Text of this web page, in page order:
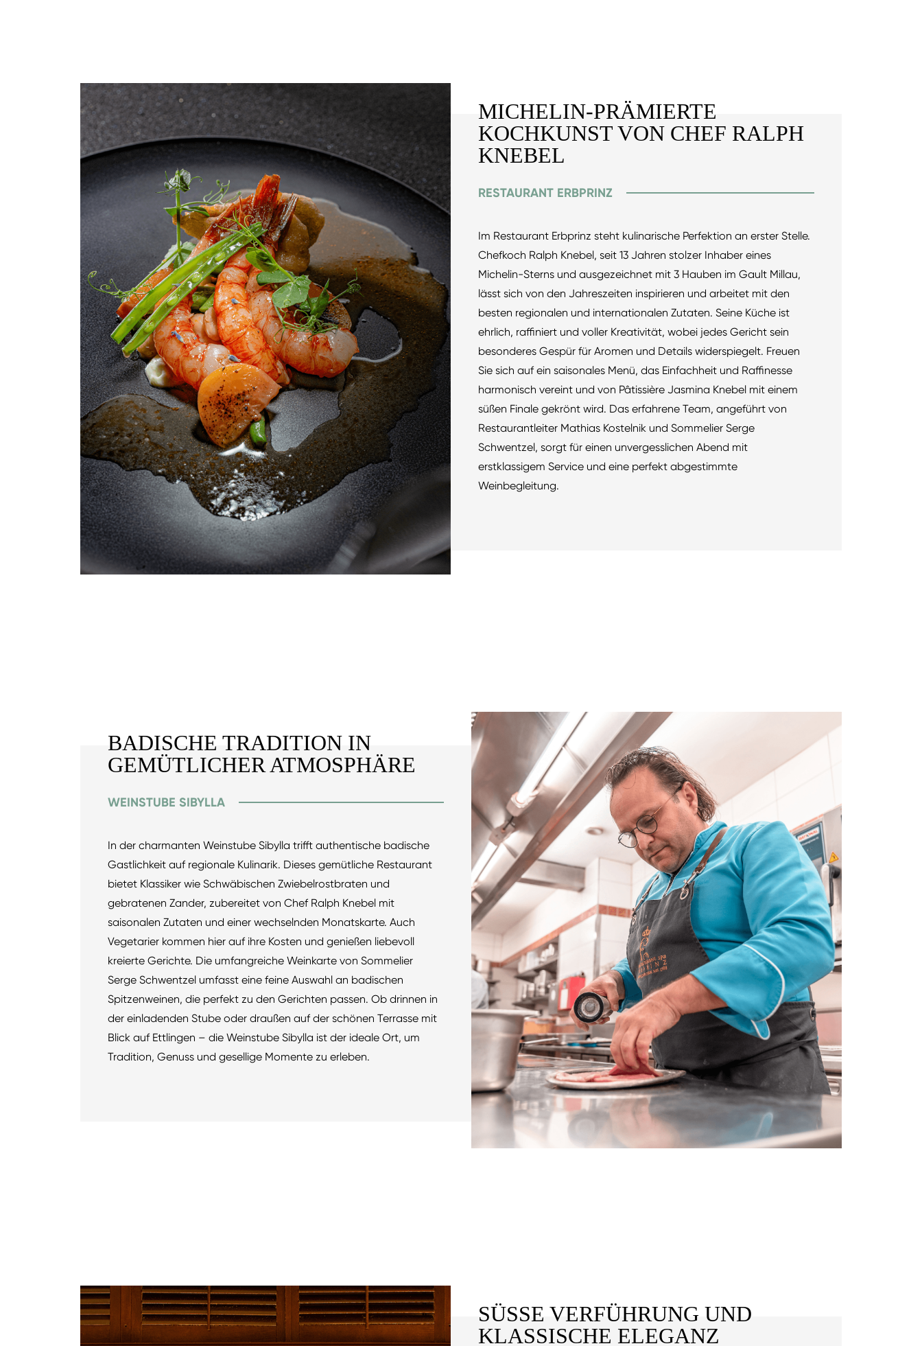
MICHELIN-PRÄMIERTE
KOCHKUNST VON CHEF RALPH
KNEBEL
RESTAURANT ERBPRINZ
Im Restaurant Erbprinz steht kulinarische Perfektion an erster Stelle.
Chefkoch Ralph Knebel, seit 13 Jahren stolzer Inhaber eines
Michelin-Sterns und ausgezeichnet mit 3 Hauben im Gault Millau,
lässt sich von den Jahreszeiten inspirieren und arbeitet mit den
besten regionalen und internationalen Zutaten. Seine Küche ist
ehrlich, raffiniert und voller Kreativität, wobei jedes Gericht sein
besonderes Gespür für Aromen und Details widerspiegelt. Freuen
Sie sich auf ein saisonales Menü, das Einfachheit und Raffinesse
harmonisch vereint und von Pâtissière Jasmina Knebel mit einem
süßen Finale gekrönt wird. Das erfahrene Team, angeführt von
Restaurantleiter Mathias Kostelnik und Sommelier Serge
Schwentzel, sorgt für einen unvergesslichen Abend mit
erstklassigem Service und eine perfekt abgestimmte
Weinbegleitung.
BADISCHE TRADITION IN
GEMÜTLICHER ATMOSPHÄRE
WEINSTUBE SIBYLLA
In der charmanten Weinstube Sibylla trifft authentische badische
Gastlichkeit auf regionale Kulinarik. Dieses gemütliche Restaurant
bietet Klassiker wie Schwäbischen Zwiebelrostbraten und
gebratenen Zander, zubereitet von Chef Ralph Knebel mit
saisonalen Zutaten und einer wechselnden Monatskarte. Auch
Vegetarier kommen hier auf ihre Kosten und genießen liebevoll
kreierte Gerichte. Die umfangreiche Weinkarte von Sommelier
Serge Schwentzel umfasst eine feine Auswahl an badischen
Spitzenweinen, die perfekt zu den Gerichten passen. Ob drinnen in
der einladenden Stube oder draußen auf der schönen Terrasse mit
Blick auf Ettlingen – die Weinstube Sibylla ist der ideale Ort, um
Tradition, Genuss und gesellige Momente zu erleben.
SÜSSE VERFÜHRUNG UND K
LASSISCHE ELEGANZ